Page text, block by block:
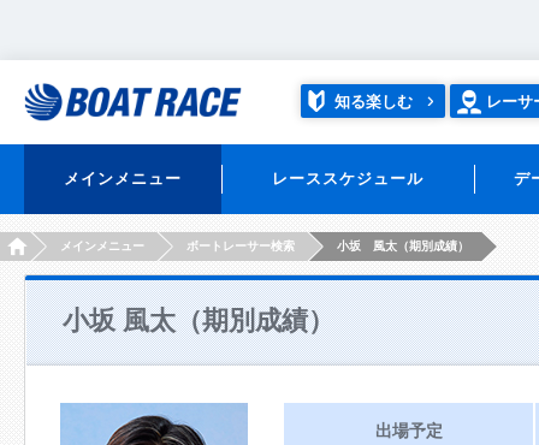
知る楽しむ レーサ
メインメニュー レーススケジュール デ
HOMEメインメニュー ボートレーサー検索 小坂 風太（期別成績）
小坂 風太（期別成績）
出場予定